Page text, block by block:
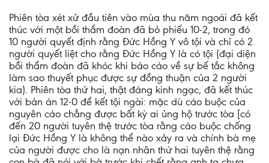
Phiên tòa xét xử đầu tiên vào mùa thu năm ngoái đã kết
thúc với một bồi thẩm đoàn đã bỏ phiếu 10-2, trong đó
10 người quyết định rằng Đức Hồng Y vô tội và chỉ có 2
người quyết liệt cho rằng Đức Hồng Y là có tội (đại diện
bồi thẩm đoàn đã khóc khi báo cáo về sự bế tắc không
làm sao thuyết phục được sự đồng thuận của 2 người
kia). Phiên tòa thứ hai, thật đáng kinh ngạc, đã kết thúc
với bản án 12-0 để kết tội ngài: mặc dù cáo buộc của
nguyên cáo chẳng được bất kỳ ai ủng hộ trước tòa [có
đến 20 người tuyên thệ trước tòa rằng cáo buộc chống
lại Đức Hồng Y là không thể nào xảy ra và chính bà mẹ
của người được cho là nạn nhân thứ hai tuyên thệ rằng